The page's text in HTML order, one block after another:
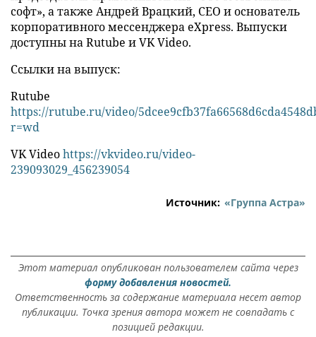
софт», а также Андрей Врацкий, CEO и основатель
корпоративного мессенджера eXpress. Выпуски
доступны на Rutube и VK Video.
Ссылки на выпуск:
Rutube
https://rutube.ru/video/
r=wd
VK Videohttps://vkvideo.ru/video-
239093029_456239054
Источник: «Группа Астра»
Этот материал опубликован пользователем сайта через
форму добавления новостей.
Ответственность за содержание материала несет автор
публикации. Точка зрения автора может не совпадать с
позицией редакции.